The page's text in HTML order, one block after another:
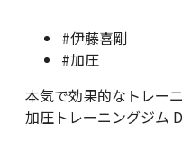
#伊藤喜剛
#加圧
本気で効果的なトレー
加圧トレーニングジム